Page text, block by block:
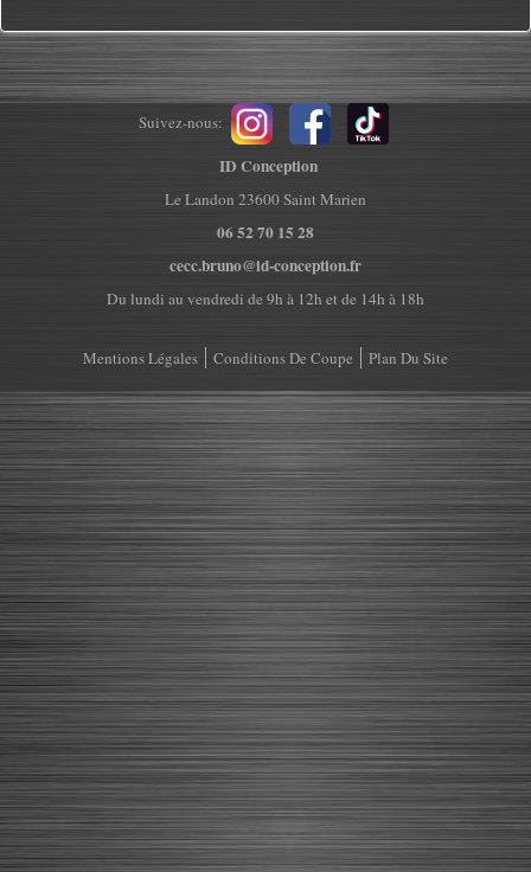
Suivez-nous:
ID Conception
Le Landon 23600 Saint Marien
06 52 70 15 28
cecc.bruno@id-conception.fr
Du lundi au vendredi de 9h à 12h et de 14h à 18h
Mentions Légales Conditions De Coupe Plan Du Site